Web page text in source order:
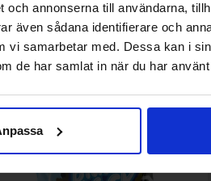
annonserna till användarna,
även sådana identifierare och
vi samarbetar med. Dessa kan i
de har samlat in när du har
visade
Nyhet!